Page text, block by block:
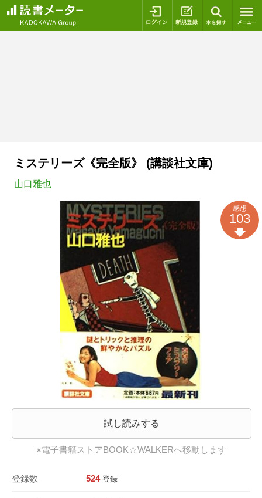
ログイン 新規登録
ミステリーズ《完全版》 (講談社文庫)
山口雅也
試し読みする
※電子書籍ストアBOOK☆WALKERへ移動します
登録数 524 登録
感想
103